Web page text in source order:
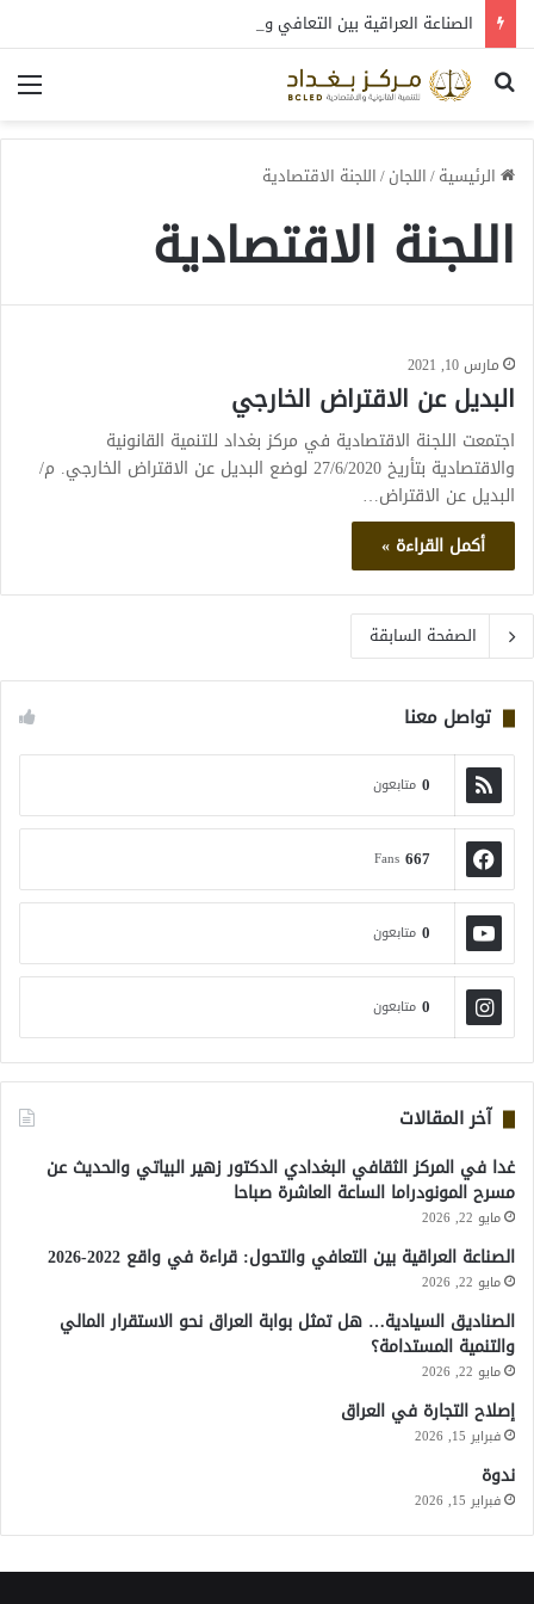
بحث عن
الرئيسية/اللجان/اللجنة الاقتصادية
اللجنة الاقتصادية
مارس 10, 2021
البديل عن الاقتراض الخارجي
اجتمعت اللجنة الاقتصادية في مركز بغداد للتنمية القانونية
والاقتصادية بتأريخ 27/6/2020 لوضع البديل عن الاقتراض الخارجي. م/
البديل عن الاقتراض…
أكمل القراءة »
الصفحة السابقة
تواصل معنا
0 متابعون
667
Fans
0 متابعون
0 متابعون
آخر المقالات
غدا في المركز الثقافي البغدادي الدكتور زهير البياتي والحديث عن
مسرح المونودراما الساعة العاشرة صباحا
مايو 22, 2026
الصناعة العراقية بين التعافي والتحول: قراءة في واقع 2022-2026
مايو 22, 2026
الصناديق السيادية… هل تمثل بوابة العراق نحو الاستقرار المالي
والتنمية المستدامة؟
مايو 22, 2026
إصلاح التجارة في العراق
فبراير 15, 2026
ندوة
فبراير 15, 2026